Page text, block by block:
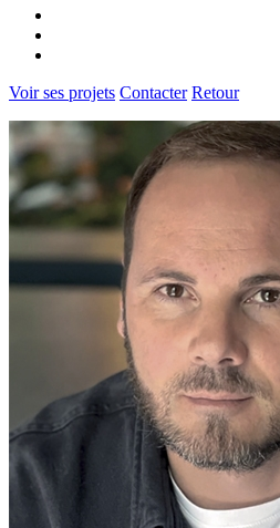
Voir ses projets Contacter Retour